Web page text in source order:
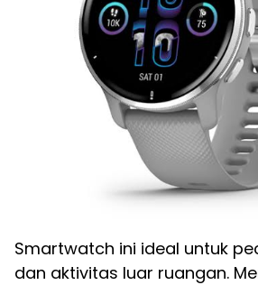
Smartwatch ini ideal untuk
dan aktivitas luar ruangan.